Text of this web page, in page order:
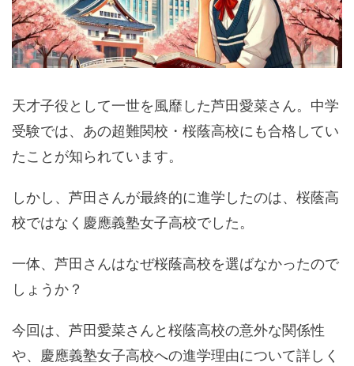
天才子役として一世を風靡した芦田愛菜さん。中学
受験では、あの超難関校・桜蔭高校にも合格してい
たことが知られています。
しかし、芦田さんが最終的に進学したのは、桜蔭高
校ではなく慶應義塾女子高校でした。
一体、芦田さんはなぜ桜蔭高校を選ばなかったので
しょうか？
今回は、芦田愛菜さんと桜蔭高校の意外な関係性
や、慶應義塾女子高校への進学理由について詳しく